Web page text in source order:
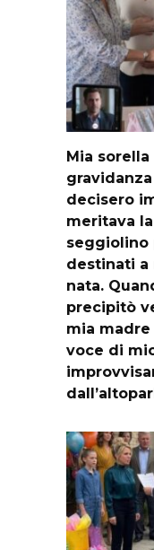
Mia
decisero
meritava
seggiolino
destinati a
nata.
precipitò
mia
voce di